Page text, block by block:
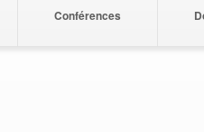
Conférences